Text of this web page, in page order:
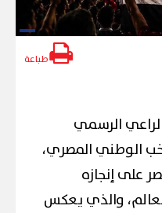
طباعة
الرسمي
الوطني المصري،
على إنجازه
والذي يعكس